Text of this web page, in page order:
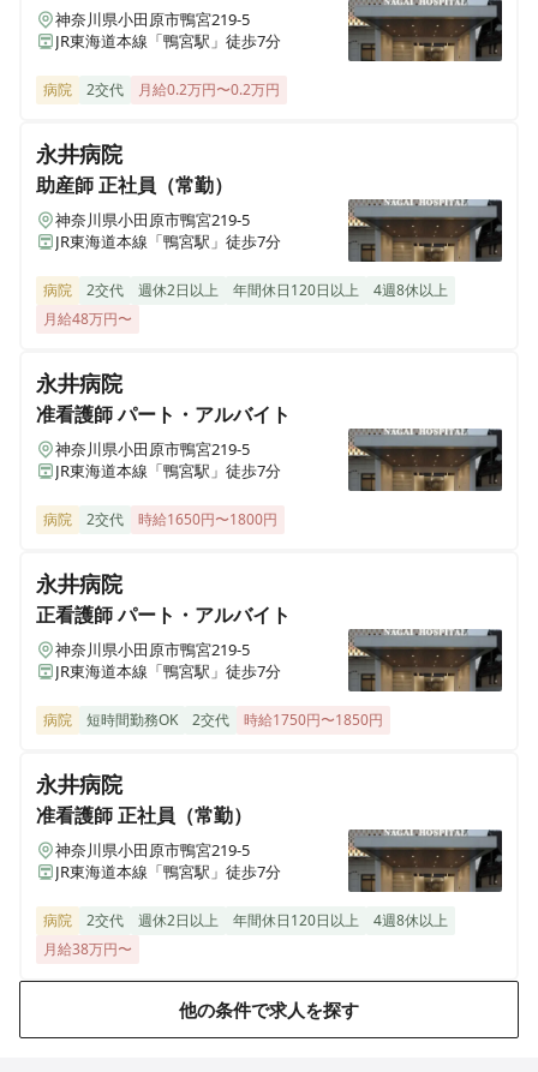
その他
【ケアリングサポーター｜病棟】定時16：00◎残業少
ポーター（看護助手）」を募集！
正看護師 正社員（常勤）
【外来看護師】定時16：45｜残業少なめ｜有給取得率
高め｜離職率低め｜地域連携・在宅復帰に力を入れたケ
アミックス病院
その他 正社員（常勤）
【介護福祉士｜病棟】定時16：00◎残業少なめ◎病棟
で患者さんのサポートを行う介護福祉士を募集！
【ケアリングサポーター｜日勤病棟看護師】定時16：
00◎日勤のみ◎残業少なめ◎病棟で患者さんのサポート
を行う「ケアリングサポーター（看護助手）」を募集！
その他 正社員（常勤）
45◎日勤のみ◎残業少なめ◎透析センターで患者さんの
サポートを行う「ケアリングサポーター（看護助手）」
を募集！
その他 正社員（常勤）
【ケアリングサポーター｜手術室】定時16：45◎残業
月5時間未満◎日勤のみ◎手術室にて患者ケアと環境整
備を担う「ケアリングサポーター（看護助手）」を募
集！
神奈川県小田原市鴨宮219-5
JR東海道本線「鴨宮駅」徒歩7分
病院 2交代 月給0.2万円〜0.2万円
永井病院
助産師正社員（常勤）
神奈川県小田原市鴨宮219-5
JR東海道本線「鴨宮駅」徒歩7分
病院 2交代 週休2日以上 年間休日120日以上
4週8休以上
月給48万円〜
永井病院
准看護師パート・アルバイト
神奈川県小田原市鴨宮219-5
JR東海道本線「鴨宮駅」徒歩7分
病院 2交代 時給1650円〜1800円
永井病院
正看護師パート・アルバイト
神奈川県小田原市鴨宮219-5
JR東海道本線「鴨宮駅」徒歩7分
病院 短時間勤務OK 2交代 時給1750円〜1850円
永井病院
准看護師正社員（常勤）
神奈川県小田原市鴨宮219-5
JR東海道本線「鴨宮駅」徒歩7分
病院 2交代 週休2日以上 年間休日120日以上
4週8休以上
月給38万円〜
他の条件で求人を探す